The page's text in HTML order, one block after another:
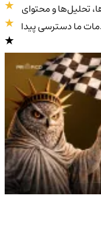
تحلیل‌ها و محتوای
ما دسترسی پیدا